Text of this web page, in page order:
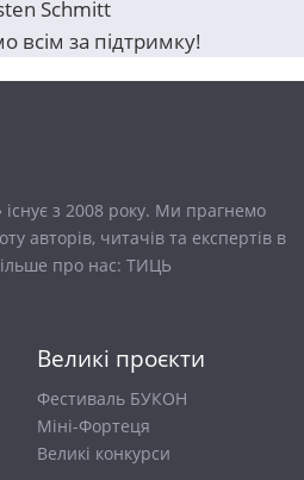
Schmitt
всім за підтримку!
з 2008 року. Ми прагнемо
авторів, читачів та експертів в
про нас: ТИЦЬ
Великі проєкти
Фестиваль БУКОН
Міні-Фортеця
Великі конкурси